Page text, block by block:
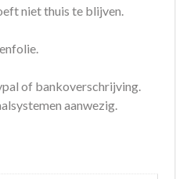
niet thuis te blijven.
of bankoverschrijving.
aanwezig.